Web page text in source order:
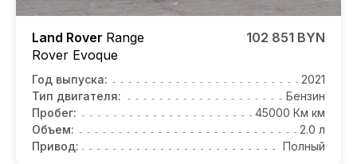
Land Rover Range
Rover Evoque
102 851 BYN
Год выпуска:
2021
Тип двигателя:
Бензин
Пробег:
45000 Км км
Объем:
2.0 л
Привод:
Полный